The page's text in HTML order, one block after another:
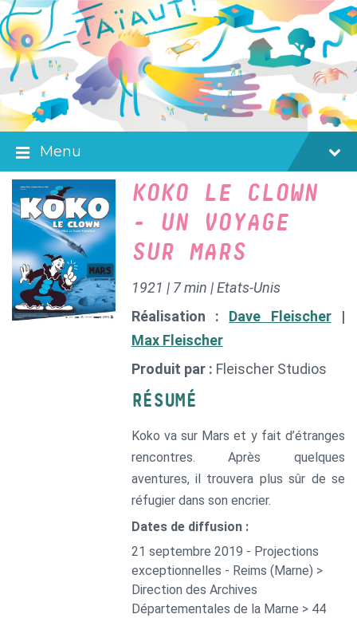
Skip
to
content
Skip
to
main
navigation
Skip
to
footer
Menu
KOKO LE CLOWN
- UN VOYAGE
SUR MARS
1921 | 7 min | Etats-Unis
Réalisation : Dave Fleischer|
Max Fleischer
Produit par : Fleischer Studios
RÉSUMÉ
Koko va sur Mars et y fait d’étranges
rencontres. Après quelques
aventures, il trouvera plus sûr de se
réfugier dans son encrier.
Dates de diffusion :
21 septembre 2019 - Projections
exceptionnelles - Reims (Marne) >
Direction des Archives
Départementales de la Marne > 44